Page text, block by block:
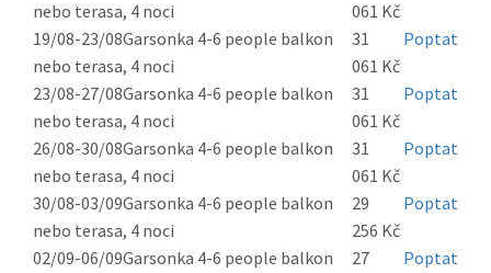
nebo terasa, 4 noci
061 Kč
19/08-23/08Garsonka 4-6 people balkon
nebo terasa, 4 noci
31
061 Kč
Poptat
23/08-27/08Garsonka 4-6 people balkon
nebo terasa, 4 noci
31
061 Kč
Poptat
26/08-30/08Garsonka 4-6 people balkon
nebo terasa, 4 noci
31
061 Kč
Poptat
30/08-03/09Garsonka 4-6 people balkon
nebo terasa, 4 noci
29
256 Kč
Poptat
02/09-06/09Garsonka 4-6 people balkon
27
Poptat